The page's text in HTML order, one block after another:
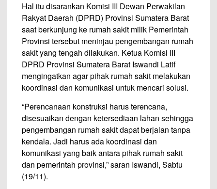
Hal itu disarankan Komisi III Dewan Perwakilan
Rakyat Daerah (DPRD) Provinsi Sumatera Barat
saat berkunjung ke rumah sakit milik Pemerintah
Provinsi tersebut meninjau pengembangan rumah
sakit yang tengah dilakukan. Ketua Komisi III
DPRD Provinsi Sumatera Barat Iswandi Latif
mengingatkan agar pihak rumah sakit melakukan
koordinasi dan komunikasi untuk mencari solusi.
“Perencanaan konstruksi harus terencana,
disesuaikan dengan ketersediaan lahan sehingga
pengembangan rumah sakit dapat berjalan tanpa
kendala. Jadi harus ada koordinasi dan
komunikasi yang baik antara pihak rumah sakit
dan pemerintah provinsi,” saran Iswandi, Sabtu
(19/11).